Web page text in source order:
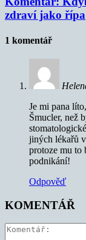
zdraví jako řípa
1 komentář
Je mi pana
Šmucler, než
jiných lékařů
protoze mu to
podnikání!
Odpověď
KOMENTÁŘ